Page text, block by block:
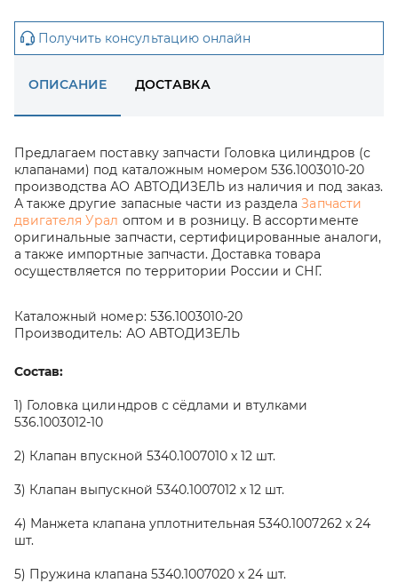
Получить консультацию онлайн
ОПИСАНИЕ ДОСТАВКА
Предлагаем поставку запчасти Головка цилиндров (с
клапанами) под каталожным номером 536.1003010-20
производства АО АВТОДИЗЕЛЬ из наличия и под заказ.
А также другие запасные части из разделаЗапчасти
двигателя Урал оптом и в розницу. В ассортименте
оригинальные запчасти, сертифицированные аналоги,
а также импортные запчасти. Доставка товара
осуществляется по территории России и СНГ.
Каталожный номер: 536.1003010-20
Производитель: АО АВТОДИЗЕЛЬ
Состав:
1) Головка цилиндров с сёдлами и втулками
536.1003012-10
2) Клапан впускной 5340.1007010 х 12 шт.
3) Клапан выпускной 5340.1007012 х 12 шт.
4) Манжета клапана уплотнительная 5340.1007262 х 24
шт.
5) Пружина клапана 5340.1007020 х 24 шт.